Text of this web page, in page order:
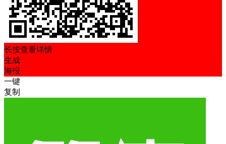
长按查看详情
生成
海报
一键
复制